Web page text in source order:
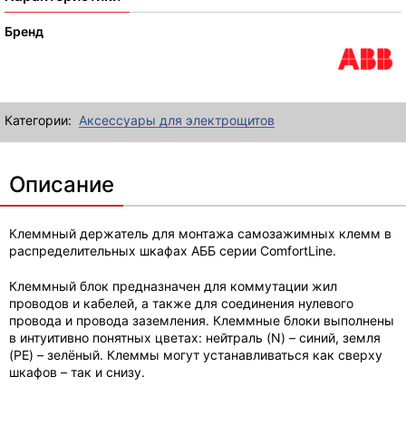
Бренд
Категории: Аксессуары для электрощитов
Описание
Клеммный держатель для монтажа самозажимных клемм в
распределительных шкафах АББ серии ComfortLine.
Клеммный блок предназначен для коммутации жил
проводов и кабелей, а также для соединения нулевого
провода и провода заземления. Клеммные блоки выполнены
в интуитивно понятных цветах: нейтраль (N) – синий, земля
(PE) – зелёный. Клеммы могут устанавливаться как сверху
шкафов – так и снизу.